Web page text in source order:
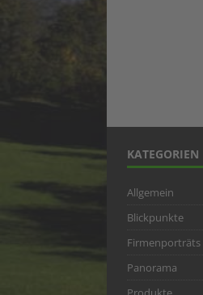
KATEGORIEN
Allgemein
Blickpunkte
Firmenporträts
Panorama